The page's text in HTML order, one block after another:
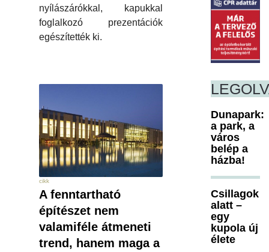
nyílászárókkal, kapukkal
foglalkozó prezentációk
egészítették ki.
cikk
A fenntartható
építészet nem
valamiféle átmeneti
trend, hanem maga a
Dunapark:
a park, a
város
belép a
házba!
Csillagok
alatt –
egy
kupola új
élete